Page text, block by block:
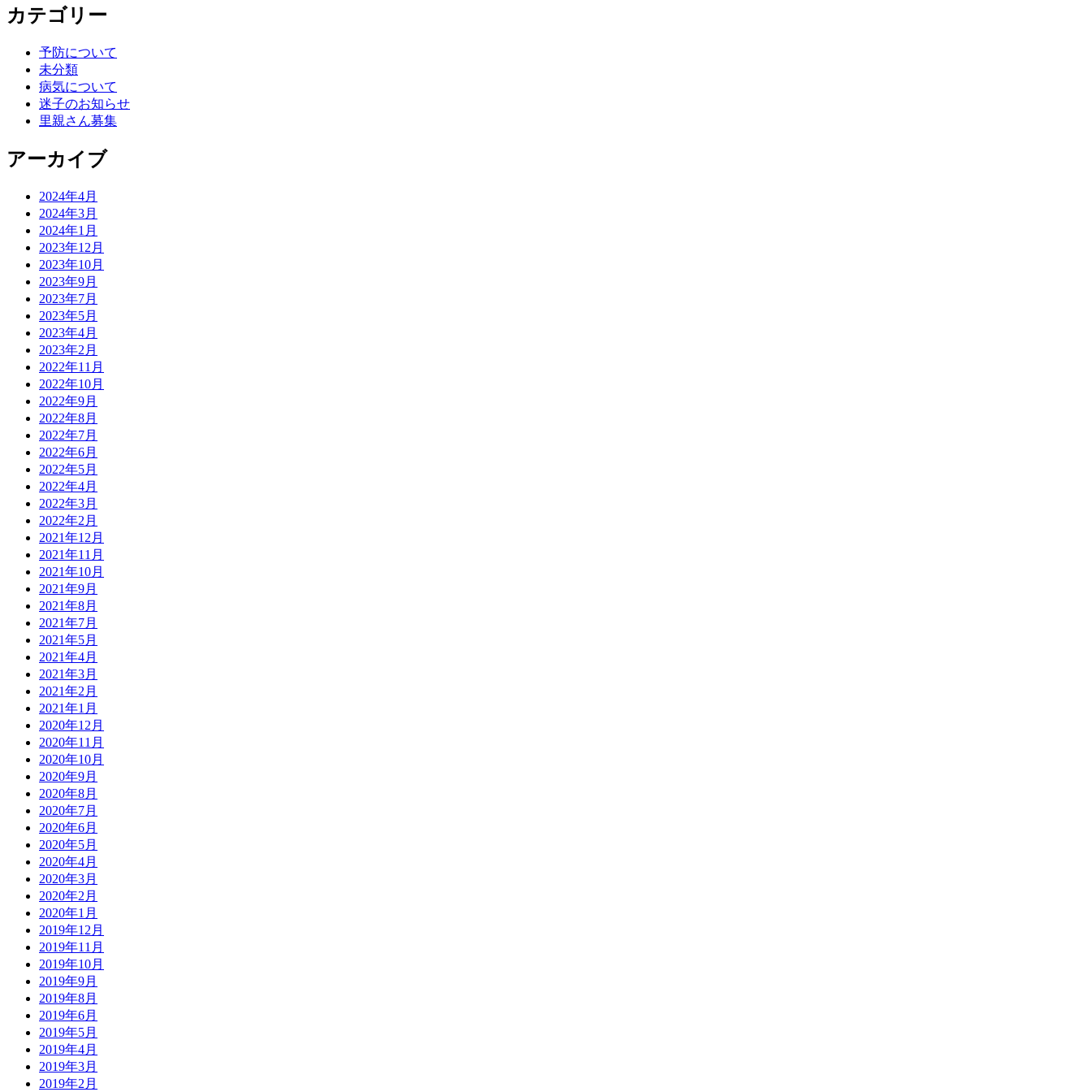
カテゴリー
予防について
未分類
病気について
迷子のお知らせ
里親さん募集
アーカイブ
2024年4月
2024年3月
2024年1月
2023年12月
2023年10月
2023年9月
2023年7月
2023年5月
2023年4月
2023年2月
2022年11月
2022年10月
2022年9月
2022年8月
2022年7月
2022年6月
2022年5月
2022年4月
2022年3月
2022年2月
2021年12月
2021年11月
2021年10月
2021年9月
2021年8月
2021年7月
2021年5月
2021年4月
2021年3月
2021年2月
2021年1月
2020年12月
2020年11月
2020年10月
2020年9月
2020年8月
2020年7月
2020年6月
2020年5月
2020年4月
2020年3月
2020年2月
2020年1月
2019年12月
2019年11月
2019年10月
2019年9月
2019年8月
2019年6月
2019年5月
2019年4月
2019年3月
2019年2月